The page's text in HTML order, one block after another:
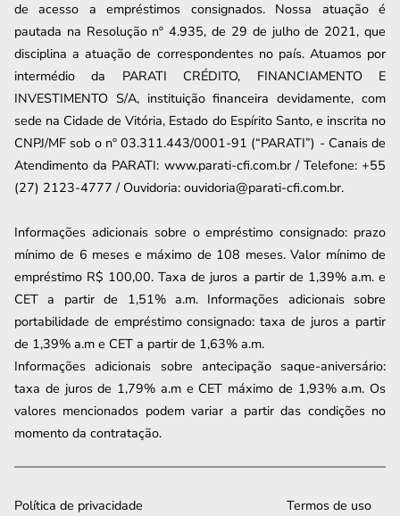
de acesso a empréstimos consignados. Nossa atuação é
pautada na Resolução nº 4.935, de 29 de julho de 2021, que
disciplina a atuação de correspondentes no país. Atuamos por
intermédio da PARATI CRÉDITO, FINANCIAMENTO E
INVESTIMENTO S/A, instituição financeira devidamente, com
sede na Cidade de Vitória, Estado do Espírito Santo, e inscrita no
CNPJ/MF sob o nº 03.311.443/0001-91 (“PARATI”) - Canais de
Atendimento da PARATI: www.parati-cfi.com.br / Telefone: +55
(27) 2123-4777 / Ouvidoria: ouvidoria@parati-cfi.com.br.
Informações adicionais sobre o empréstimo consignado: prazo
mínimo de 6 meses e máximo de 108 meses. Valor mínimo de
empréstimo R$ 100,00. Taxa de juros a partir de 1,39% a.m. e
CET a partir de 1,51% a.m. Informações adicionais sobre
portabilidade de empréstimo consignado: taxa de juros a partir
de 1,39% a.m e CET a partir de 1,63% a.m.
Informações adicionais sobre antecipação saque-aniversário:
taxa de juros de 1,79% a.m e CET máximo de 1,93% a.m. Os
valores mencionados podem variar a partir das condições no
momento da contratação.
Política de privacidade Termos de uso